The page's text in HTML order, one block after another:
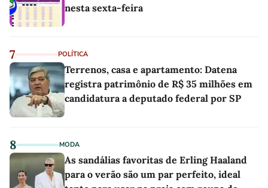
nesta sexta-feira
7 POLÍTICA
Terrenos, casa e apartamento: Datena
registra patrimônio de R$ 35 milhões em
candidatura a deputado federal por SP
8 MODA
As sandálias favoritas de Erling Haaland
para o verão são um par perfeito, ideal